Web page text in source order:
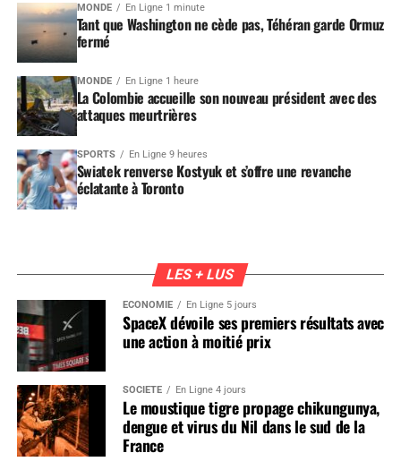
MONDE En Ligne 1 minute
Tant que Washington ne cède pas, Téhéran garde Ormuz
fermé
MONDE En Ligne 1 heure
La Colombie accueille son nouveau président avec des
attaques meurtrières
SPORTS En Ligne 9 heures
Swiatek renverse Kostyuk et s’offre une revanche
éclatante à Toronto
LES + LUS
ÉCONOMIE En Ligne 5 jours
SpaceX dévoile ses premiers résultats avec
une action à moitié prix
SOCIÉTÉ En Ligne 4 jours
Le moustique tigre propage chikungunya,
dengue et virus du Nil dans le sud de la
France